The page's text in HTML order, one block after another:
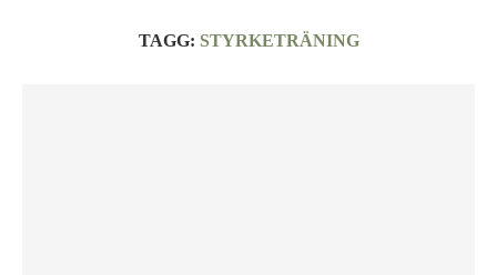
TAGG: STYRKETRÄNING